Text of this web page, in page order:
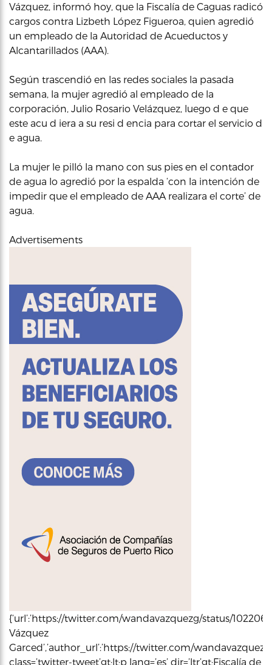
Vázquez, informó hoy, que la Fiscalía de Caguas radicó
cargos contra Lizbeth López Figueroa, quien agredió
un empleado de la Autoridad de Acueductos y
Alcantarillados (AAA).
Según trascendió en las redes sociales la pasada
semana, la mujer agredió al empleado de la
corporación, Julio Rosario Velázquez, luego d e que
este acu d iera a su resi d encia para cortar el servicio d
e agua.
La mujer le pilló la mano con sus pies en el contador
de agua lo agredió por la espalda ‘con la intención de
impedir que el empleado de AAA realizara el corte’ de
agua.
Advertisements
{‘url’:’https://twitter.com/wandavazquezg/status/
Vázquez
Garced’,’author_url’:’https://twitter.com/
class=’twitter-tweet’gt;lt;p lang=’es’ dir=’ltr’gt;Fiscalía de